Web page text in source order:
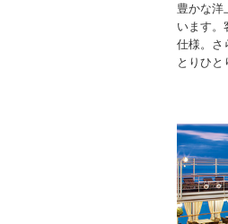
豊かな洋
います。
仕様。さ
とりひと